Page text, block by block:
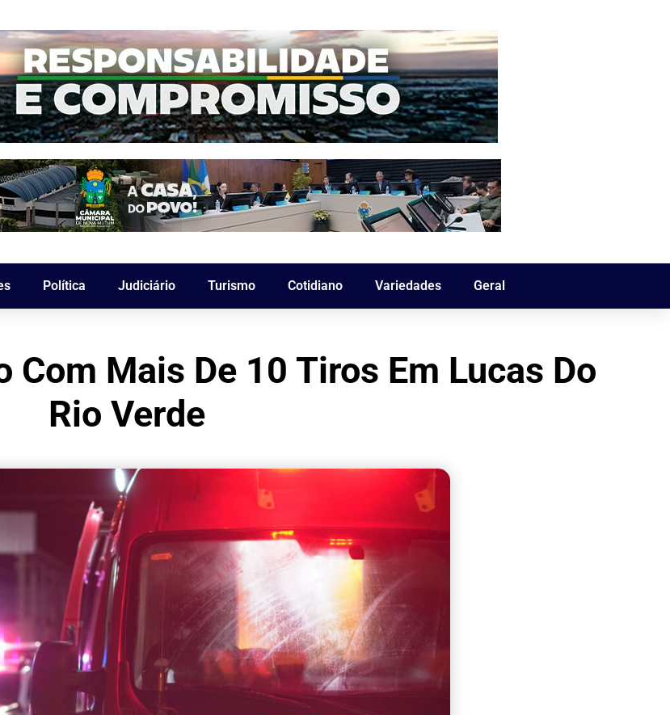
Política Judiciário Turismo Cotidiano Variedades Geral
Com Mais De 10 Tiros Em Lucas Do
Rio Verde